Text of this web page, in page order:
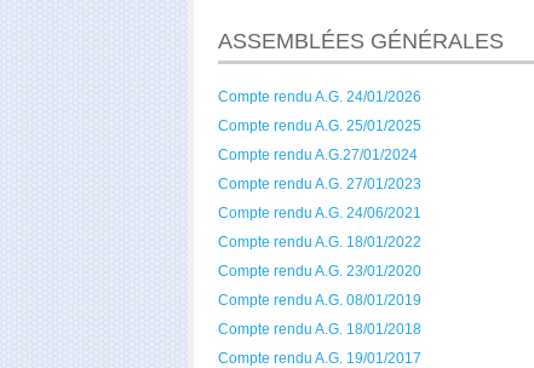
ASSEMBLÉES GÉNÉRALES
Compte rendu A.G. 24/01/2026
Compte rendu A.G. 25/01/2025
Compte rendu A.G.27/01/2024
Compte rendu A.G. 27/01/2023
Compte rendu A.G. 24/06/2021
Compte rendu A.G. 18/01/2022
Compte rendu A.G. 23/01/2020
Compte rendu A.G. 08/01/2019
Compte rendu A.G. 18/01/2018
Compte rendu A.G. 19/01/2017